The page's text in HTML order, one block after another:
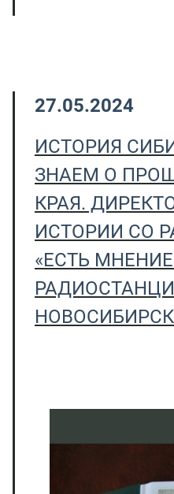
27.05.2024
ИСТОРИЯ
ЗНАЕМ О
КРАЯ.
ИСТОРИИ СО
«ЕСТЬ